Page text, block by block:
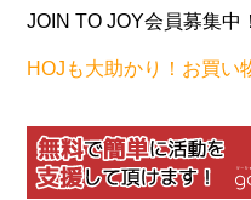
JOIN TO JOY会員募集中
HOJも大助かり！お買い